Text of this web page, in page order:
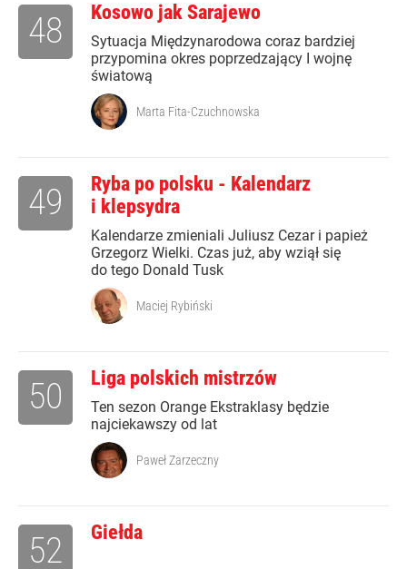
Kosowo jak Sarajewo
Sytuacja Międzynarodowa coraz bardziej
przypomina okres poprzedzający I wojnę
światową
48
Marta Fita-Czuchnowska
Ryba po polsku - Kalendarz
i klepsydra
Kalendarze zmieniali Juliusz Cezar i papież
Grzegorz Wielki. Czas już, aby wziął się
do tego Donald Tusk
49
Maciej Rybiński
Liga polskich mistrzów
Ten sezon Orange Ekstraklasy będzie
najciekawszy od lat
50
Paweł Zarzeczny
Giełda
52